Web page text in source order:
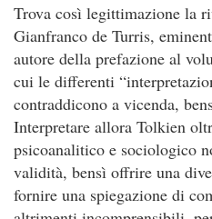
Trova così legittimazione la
Gianfranco de Turris,
autore della prefazione al
cui le differenti
contraddicono a vicenda,
Interpretare allora Tolkien
psicoanalitico e sociologico
validità, bensì offrire una
fornire una spiegazione di